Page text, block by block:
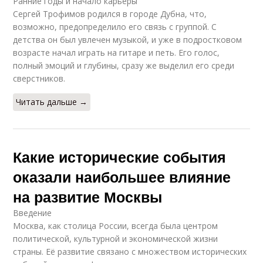
Сергей Трофимов родился в городе Дубна, что,
возможно, предопределило его связь с группой. С
детства он был увлечен музыкой, и уже в подростковом
возрасте начал играть на гитаре и петь. Его голос,
полный эмоций и глубины, сразу же выделил его среди
сверстников.
Читать дальше →
Какие исторические события
оказали наибольшее влияние
на развитие Москвы
Введение
Москва, как столица России, всегда была центром
политической, культурной и экономической жизни
страны. Её развитие связано с множеством исторических